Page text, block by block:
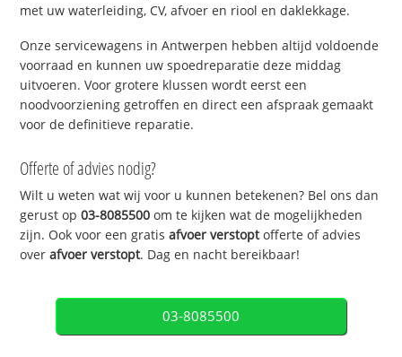
met uw waterleiding, CV, afvoer en riool en daklekkage.
Onze servicewagens in Antwerpen hebben altijd voldoende
voorraad en kunnen uw spoedreparatie deze middag
uitvoeren. Voor grotere klussen wordt eerst een
noodvoorziening getroffen en direct een afspraak gemaakt
voor de definitieve reparatie.
Offerte of advies nodig?
Wilt u weten wat wij voor u kunnen betekenen? Bel ons dan
gerust op03-8085500 om te kijken wat de mogelijkheden
zijn. Ook voor een gratisafvoer verstoptofferte of advies
overafvoer verstopt. Dag en nacht bereikbaar!
03-8085500